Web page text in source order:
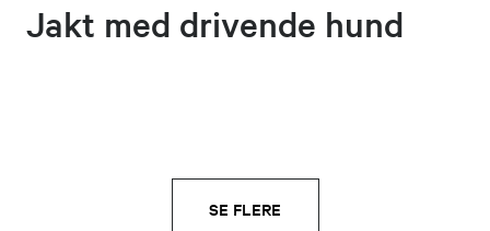
Jakt med drivende hund
SE FLERE